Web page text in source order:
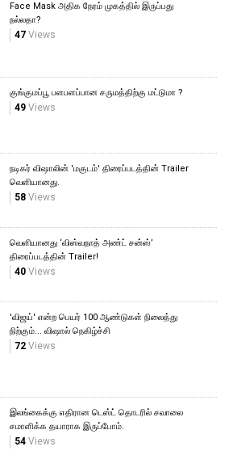
Face Mask அதிக நேரம் முகத்தில் இருப்பது
நல்லதா?
47Views
குங்குமப்பூ பளபளப்பான சருமத்திற்கு மட்டுமா ?
49Views
நடிகர் விஷாலின் 'மகுடம்' திரைப்படத்தின் Trailer
வெளியானது.
58Views
வெளியானது ‘விஸ்வநாத் அண்ட் சன்ஸ்’
திரைப்படத்தின் Trailer!
40Views
'விஜய்' என்ற பெயர் 100 ஆண்டுகள் நிலைத்து
நிற்கும்... விஷால் நெகிழ்ச்சி
72Views
இலங்கைக்கு எதிரான டெஸ்ட் தொடரில் சவாலை
சமாளிக்க தயாராக இருப்போம்.
54Views